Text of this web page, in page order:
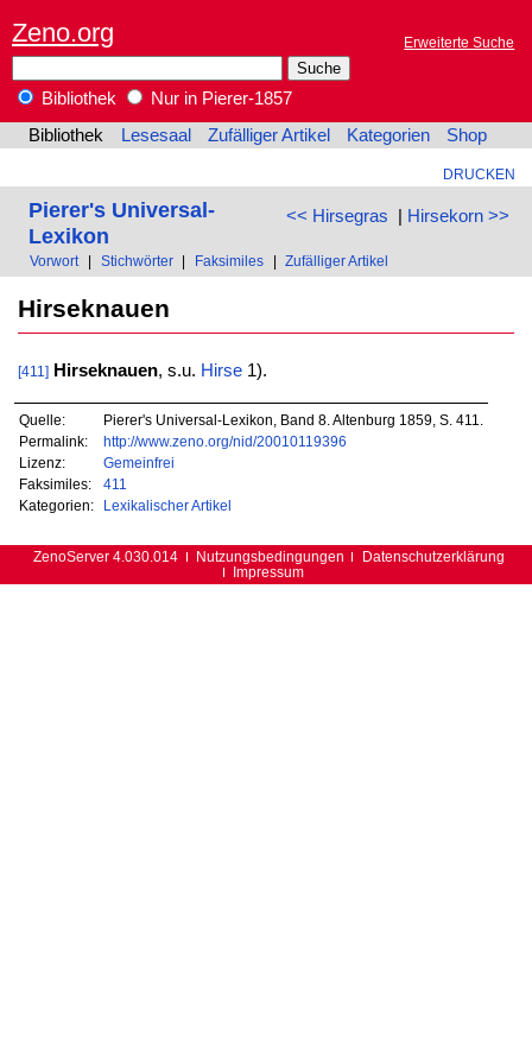
Zeno.org Erweiterte Suche
Bibliothek
Nur in Pierer-1857
Bibliothek
Lesesaal Zufälliger Artikel Kategorien Shop
DRUCKEN
<< Hirsegras | Hirsekorn >>
Pierer's Universal-
Lexikon
Vorwort Stichwörter Faksimiles Zufälliger Artikel
Hirseknauen
[411] Hirseknauen, s.u. Hirse1).
Quelle:
Pierer's Universal-Lexikon, Band 8. Altenburg 1859, S. 411.
Permalink:
http://www.zeno.org/nid/20010119396
Lizenz:
Gemeinfrei
Faksimiles:
411
Kategorien:
Lexikalischer Artikel
ZenoServer 4.030.014 Nutzungsbedingungen
Datenschutzerklärung
Impressum